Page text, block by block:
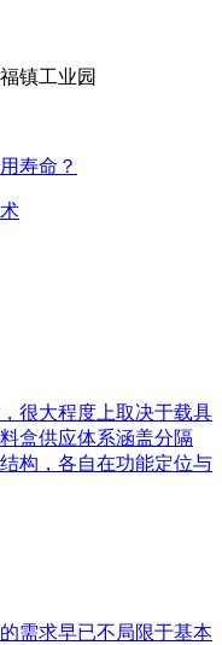
镇工业园
寿命？
很大程度上取决于载具
盒供应体系涵盖分隔
构，各自在功能定位与
需求早已不局限于基本